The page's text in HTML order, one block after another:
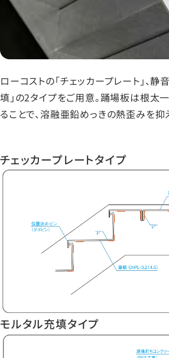
ローコストの「チェッカープレート」、
填」の2タイプをご用意。踊場板は根太
ることで、溶融亜鉛めっきの熱歪みを抑
チェッカープレートタイプ
モルタル充填タイプ